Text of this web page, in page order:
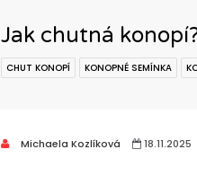
Jak chutná
CHUT KONOPÍ KONOPNÉ SEMÍNKA
Michaela Kozlíková 18.11.2025